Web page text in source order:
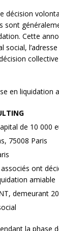
décision
sont
Cette
en liquidation
de 10 000
75008 Paris
ont
amiable
demeurant
la